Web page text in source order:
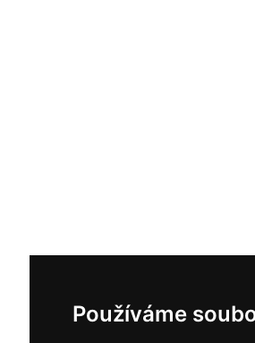
Používáme